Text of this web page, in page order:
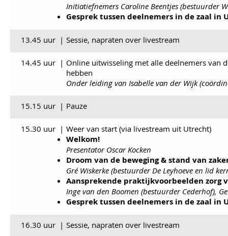
Initiatiefnemers Caroline Beentjes (bestuurder
Gesprek tussen deelnemers in de zaal in
13.45 uur | Sessie, napraten over livestream
14.45 uur | Online uitwisseling met alle deelnemers van
hebben
Onder leiding van Isabelle van der Wijk
15.15 uur | Pauze
15.30 uur | Weer van start (via livestream uit Utrecht)
Welkom!
Presentator Oscar Kocken
Droom van de beweging & stand van
Gré Wiskerke (bestuurder De Leyhoeve en lid
Aansprekende praktijkvoorbeelden zorg
Inge van den Boomen (bestuurder Cederhof),
Gesprek tussen deelnemers in de zaal in
16.30 uur | Sessie, napraten over livestream